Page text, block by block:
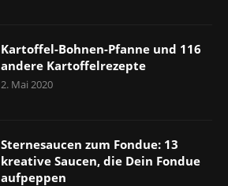
Kartoffel-Bohnen-Pfanne und 116
andere Kartoffelrezepte
2. Mai 2020
Sternesaucen zum Fondue: 13
kreative Saucen, die Dein Fondue
aufpeppen